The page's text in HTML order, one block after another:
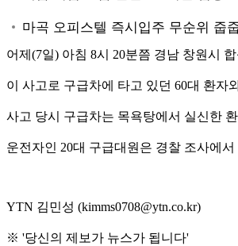
어제(7일) 아침 8시 20분쯤 경남 창원시
이 사고로 구급차에 타고 있던 60대 환자
사고 당시 구급차는 목욕탕에서 실신한
운전자인 20대 구급대원은 경찰 조사에
YTN 김민성 (kimms0708@ytn.co.kr)
※ '당신의 제보가 뉴스가 됩니다'